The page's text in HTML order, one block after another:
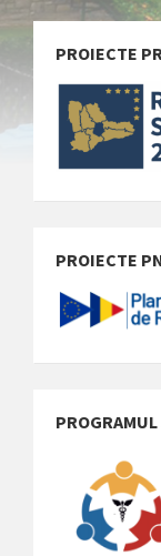
PROIECTE
PROIECTE